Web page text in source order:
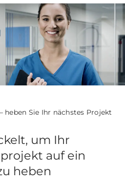
heben Sie Ihr nächstes Projekt
um Ihr
auf ein
heben